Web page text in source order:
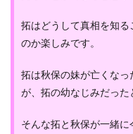
拓はどうして真相を知
のか楽しみです。
拓は秋保の妹が亡くな
が、拓の幼なじみだった
そんな拓と秋保が一緒